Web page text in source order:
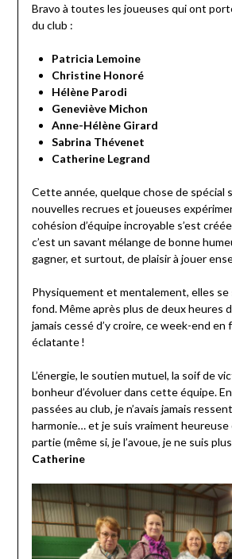
Bravo à toutes les joueuses qui ont
du club :
Patricia Lemoine
Christine Honoré
Hélène Parodi
Geneviève Michon
Anne-Hélène Girard
Sabrina Thévenet
Catherine Legrand
Cette année, quelque chose de spécial
nouvelles recrues et joueuses
cohésion d’équipe incroyable s’est
c’est un savant mélange de bonne
gagner, et surtout, de plaisir à jouer
Physiquement et mentalement, elles se
fond. Même après plus de deux heures
jamais cessé d’y croire, ce week-end en
éclatante !
L’énergie, le soutien mutuel, la soif de
bonheur d’évoluer dans cette équipe.
passées au club, je n’avais jamais
harmonie… et je suis vraiment heureuse
partie (même si, je l’avoue, je ne suis
Catherine